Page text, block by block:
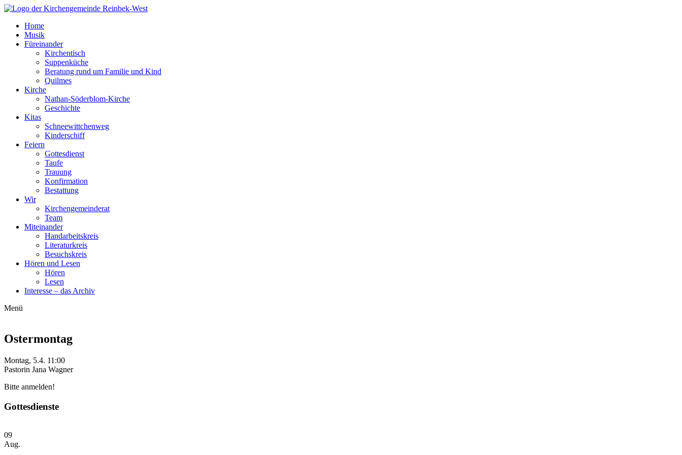
Skip
contentHome
Musik
Füreinander
Kirchentisch
Suppenküche
Beratung rund um Familie und Kind
Quilmes
Kirche
Nathan-Söderblom-Kirche
Geschichte
Kitas
Schneewittchenweg
Kinderschiff
Feiern
Gottesdienst
Taufe
Trauung
Konfirmation
Bestattung
Wir
Kirchengemeinderat
Team
Miteinander
Handarbeitskreis
Literaturkreis
Besuchskreis
Hören und Lesen
Hören
Lesen
Interesse – das Archiv
Menü
Ostermontag
Montag, 5.4. 11:00
Pastorin Jana Wagner
Bitte anmelden!
Gottesdienste
09
Aug.